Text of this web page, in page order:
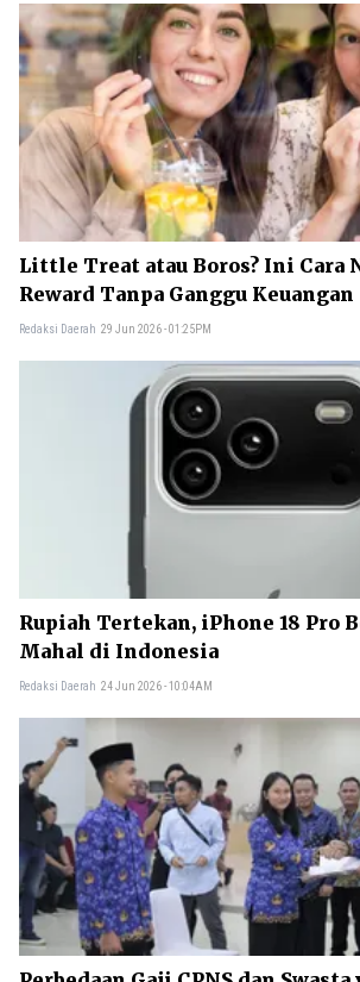
Little Treat atau Boros? Ini Cara
Reward Tanpa Ganggu Keuangan
Redaksi Daerah 29 Jun 2026 - 01:25PM
Rupiah Tertekan, iPhone 18 Pro
Mahal di Indonesia
Redaksi Daerah 24 Jun 2026 - 10:04AM